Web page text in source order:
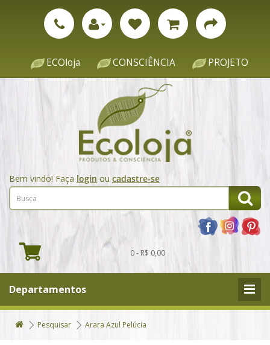
ECOloja CONSCIÊNCIA PROJETO
Bem vindo! Faça login ou cadastre-se
0 - R$ 0,00
Departamentos
Pesquisar Arara Azul Pelúcia